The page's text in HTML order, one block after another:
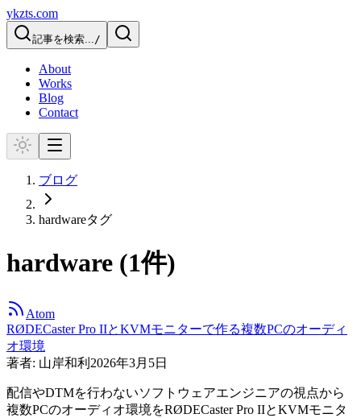
ykzts.com
記事を検索.../
About
Works
Blog
Contact
ブログ
hardwareタグ
hardware (1件)
Atom
RØDECaster Pro IIとKVMモニターで作る複数PCのオーディ
オ環境
著者: 山岸和利 2026年3月5日
配信やDTMを行わないソフトウェアエンジニアの視点から
複数PCのオーディオ環境をRØDECaster Pro IIとKVMモニタ